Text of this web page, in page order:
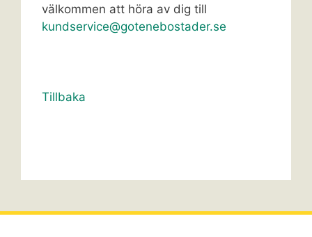
välkommen att höra av dig till
kundservice@gotenebostader.se
Tillbaka